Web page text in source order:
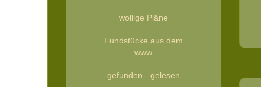
wollige Pläne
Fundstücke aus dem
www
gefunden - gelesen